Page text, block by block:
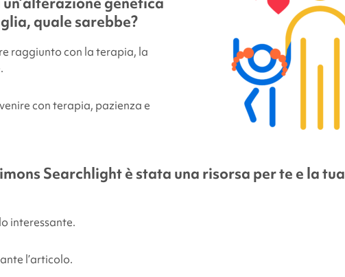
quale sarebbe?
raggiunto con la terapia, la
con terapia, pazienza e
Searchlightè stata una risorsa per te e la tua
interessante.
l’articolo.